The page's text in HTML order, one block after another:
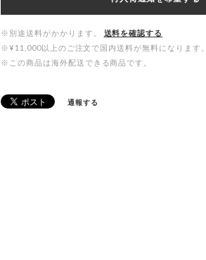
※別途送料がかかります。
送料を確認する
※¥11,000以上のご注文で国内送料が無料になります。
※この商品は海外配送できる商品です。
通報する